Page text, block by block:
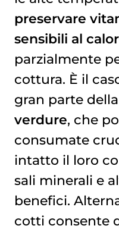
preservare
sensibili al
parzialmente
cottura. È il
gran parte della
verdure, che
consumate
intatto il loro
sali minerali e
benefici.
cotti consente